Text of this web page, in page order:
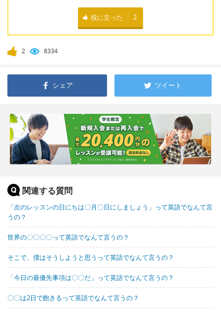
役に立った 2
2 8334
シェア ツイート
関連する質問
「次のレッスンの日にちは〇月〇日にしましょう」って英語でなんて言
うの？
世界の〇〇〇〇って英語でなんて言うの？
そこで、僕はそうしようと思うって英語でなんて言うの？
「今日の最優先事項は〇〇だ」って英語でなんて言うの？
〇〇は2日で飽きるって英語でなんて言うの？